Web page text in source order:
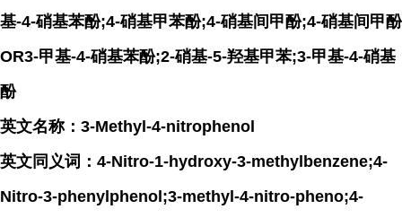
基-4-硝基苯酚;4-硝基甲苯酚;4-硝基间甲酚;4-硝基间甲酚
OR3-甲基-4-硝基苯酚;2-硝基-5-羟基甲苯;3-甲基-4-硝基
酚
英文名称：3-Methyl-4-nitrophenol
英文同义词：4-Nitro-1-hydroxy-3-methylbenzene;4-
Nitro-3-phenylphenol;3-methyl-4-nitro-pheno;4-